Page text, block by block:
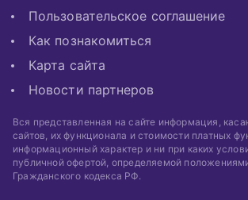
Пользовательское соглашение
Как познакомиться
Карта сайта
Новости партнеров
Вся представленная на сайте информация,
сайтов, их функционала и стоимости платных
информационный характер и ни при каких
публичной офертой, определяемой
Гражданского кодекса РФ.